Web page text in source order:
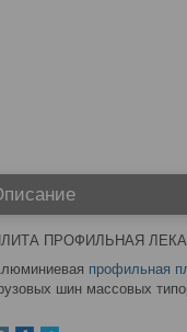
ПРОФИЛЬНАЯ
профильная
шин массовых